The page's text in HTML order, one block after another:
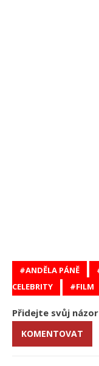
ANDĚLA PÁNĚ
CELEBRITY
FILM
Přidejte svůj názor
KOMENTOVAT